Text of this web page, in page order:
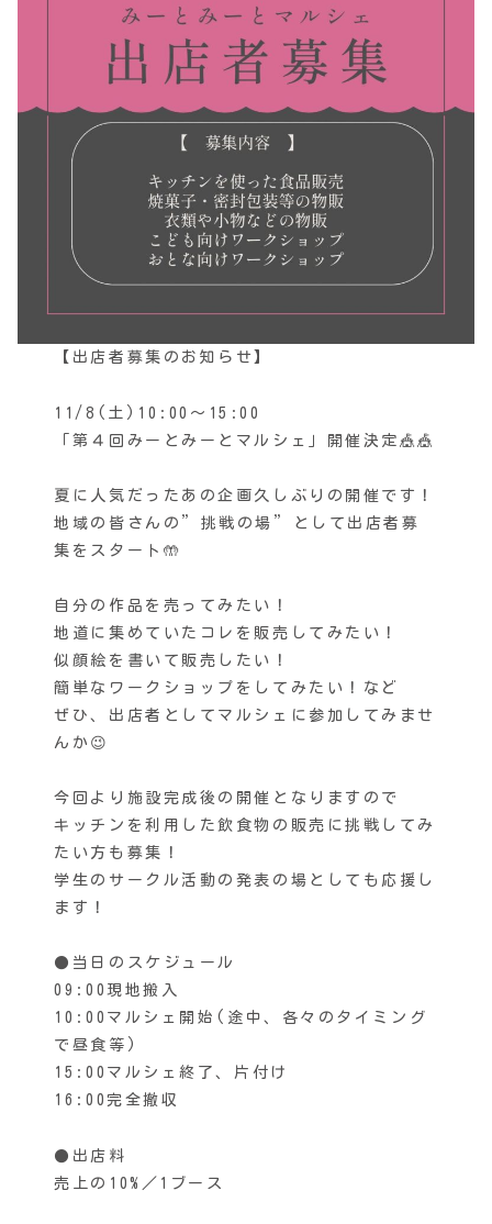
【出店者募集のお知らせ】
11/8(土)10:00〜15:00
「第４回みーとみーとマルシェ」開催決定🎪🎪
夏に人気だったあの企画久しぶりの開催です！
地域の皆さんの”挑戦の場”として出店者募
集をスタート🤲
自分の作品を売ってみたい！
地道に集めていたコレを販売してみたい！
似顔絵を書いて販売したい！
簡単なワークショップをしてみたい！など
ぜひ、出店者としてマルシェに参加してみませ
んか😉
今回より施設完成後の開催となりますので
キッチンを利用した飲食物の販売に挑戦してみ
たい方も募集！
学生のサークル活動の発表の場としても応援し
ます！
●当日のスケジュール
09:00現地搬入
10:00マルシェ開始(途中、各々のタイミング
で昼食等)
15:00マルシェ終了、片付け
16:00完全撤収
●出店料
売上の10%／1ブース